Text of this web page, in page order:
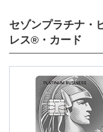
セゾンプラチナ・
レス®・カード